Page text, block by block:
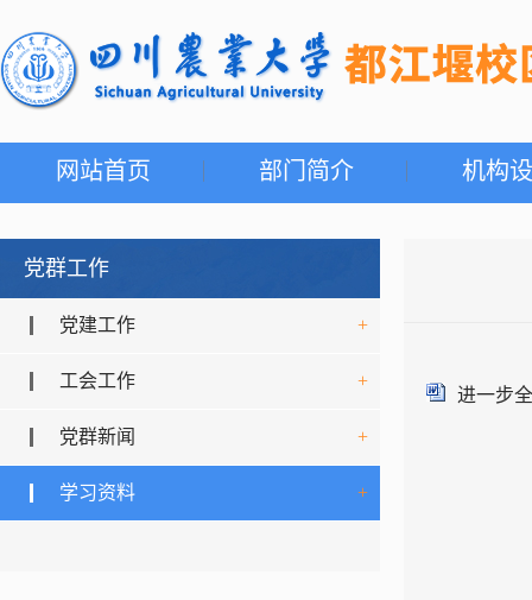
网站首页 部门简介 机构
党群工作
党建工作 +
工会工作 +
党群新闻 +
学习资料 +
进一步